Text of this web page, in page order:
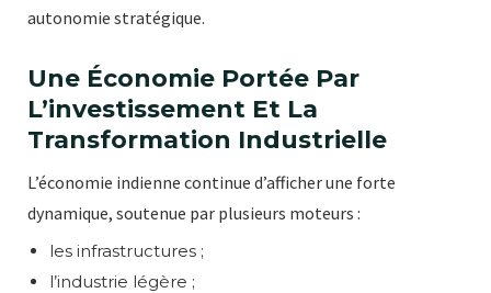
autonomie stratégique.
Une Économie Portée Par
L’investissement Et La
Transformation Industrielle
L’économie indienne continue d’afficher une forte
dynamique, soutenue par plusieurs moteurs :
les infrastructures ;
l’industrie légère ;